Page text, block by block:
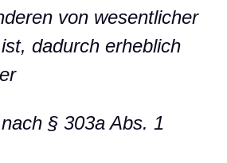
von wesentlicher
dadurch erheblich
§ 303a Abs. 1